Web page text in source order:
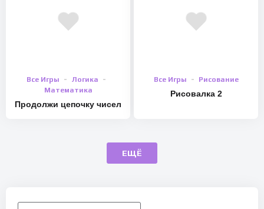
Все Игры
Логика
Математика
Продолжи цепочку чисел
Все Игры Рисование
Рисовалка 2
ЕЩЁ